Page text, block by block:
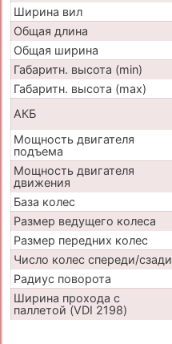
Ширина вил
Общая длина
Общая ширина
Габаритн. высота (min)
Габаритн. высота (max)
АКБ
Мощность двигателя
подъема
Мощность двигателя
движения
База колес
Размер ведущего колеса
Размер передних колес
Число колес спереди/сзади
Радиус поворота
Ширина прохода с
паллетой (VDI 2198)